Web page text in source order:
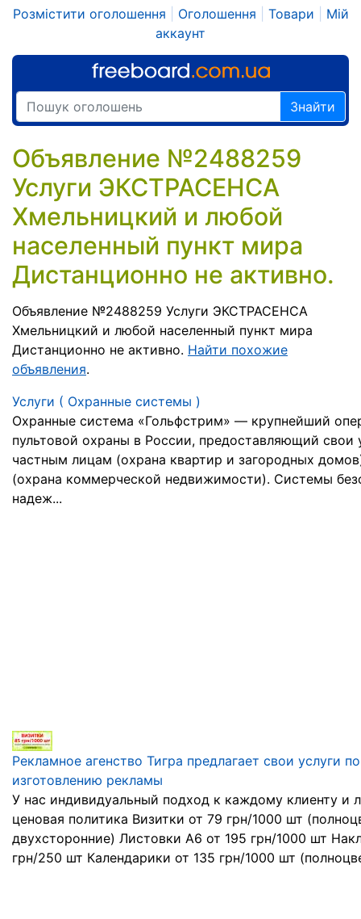
Розмістити оголошення Оголошення Товари
Мій
аккаунт
Знайти
Объявление №2488259
Услуги ЭКСТРАСЕНСА
Хмельницкий и любой
населенный пункт мира
Дистанционно не активно.
Объявление №2488259 Услуги ЭКСТРАСЕНСА
Хмельницкий и любой населенный пункт мира
Дистанционно не активно. Найти похожие
объявления.
Услуги ( Охранные системы )
Охранные система «Гольфстрим» — крупнейший
пультовой охраны в России, предоставляющий свои
частным лицам (охрана квартир и загородных
(охрана коммерческой недвижимости). Системы
надеж...
Рекламное агенство Тигра предлагает свои услуги по
изготовлению рекламы
У нас индивидуальный подход к каждому клиенту и
ценовая политика Визитки от 79 грн/1000 шт
двухсторонние) Листовки А6 от 195 грн/1000 шт
грн/250 шт Календарики от 135 грн/1000 шт